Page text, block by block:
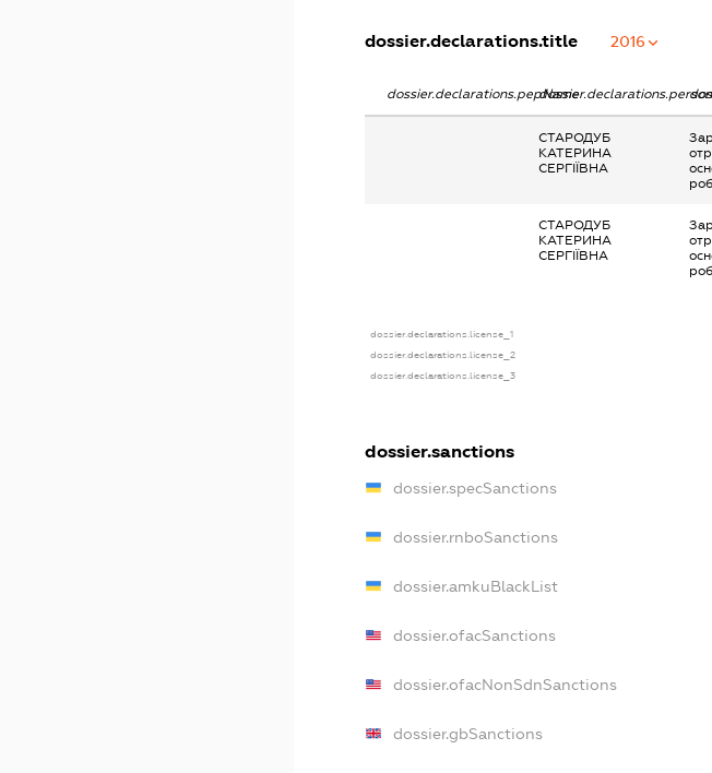
dossier.declarations.title 2016
dossier.declarations.pepName
СТАРОДУБ
КАТЕРИНА
СЕРГІЇВНА
СТАРОДУБ
КАТЕРИНА
СЕРГІЇВНА
dossier.declarations.license_1
dossier.declarations.license_2
dossier.declarations.license_3
dossier.sanctions
dossier.specSanctions
dossier.rnboSanctions
dossier.amkuBlackList
dossier.ofacSanctions
dossier.ofacNonSdnSanctions
dossier.gbSanctions